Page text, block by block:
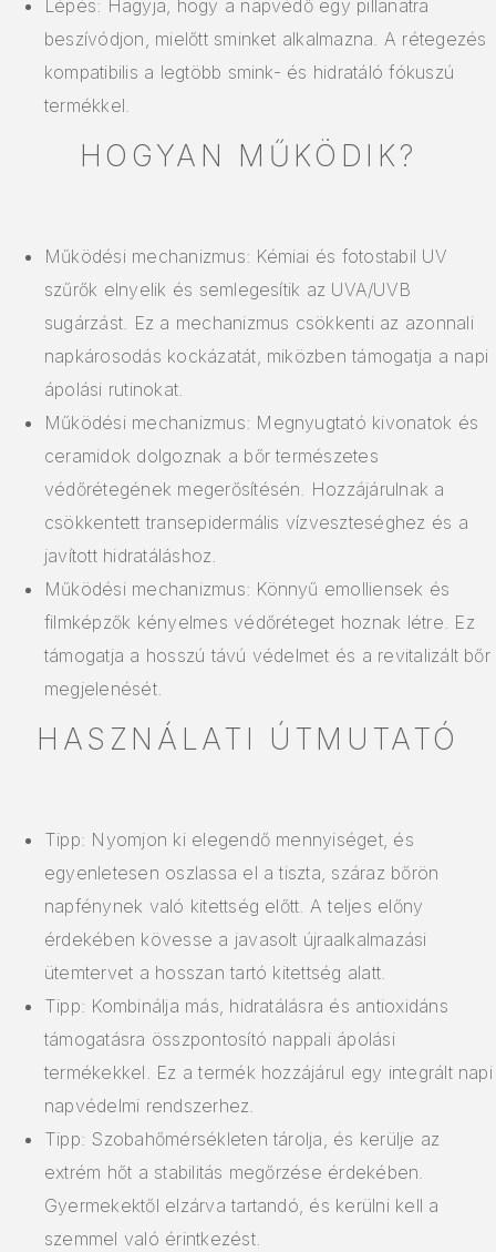
Lépés: Hagyja, hogy a napvédő egy pillanatra
beszívódjon, mielőtt sminket alkalmazna. A rétegezés
kompatibilis a legtöbb smink- és hidratáló fókuszú
termékkel.
HOGYAN MŰKÖDIK?
Működési mechanizmus: Kémiai és fotostabil UV
szűrők elnyelik és semlegesítik az UVA/UVB
sugárzást. Ez a mechanizmus csökkenti az azonnali
napkárosodás kockázatát, miközben támogatja a napi
ápolási rutinokat.
Működési mechanizmus: Megnyugtató kivonatok és
ceramidok dolgoznak a bőr természetes
védőrétegének megerősítésén. Hozzájárulnak a
csökkentett transepidermális vízveszteséghez és a
javított hidratáláshoz.
Működési mechanizmus: Könnyű emolliensek és
filmképzők kényelmes védőréteget hoznak létre. Ez
támogatja a hosszú távú védelmet és a revitalizált bőr
megjelenését.
HASZNÁLATI ÚTMUTATÓ
Tipp: Nyomjon ki elegendő mennyiséget, és
egyenletesen oszlassa el a tiszta, száraz bőrön
napfénynek való kitettség előtt. A teljes előny
érdekében kövesse a javasolt újraalkalmazási
ütemtervet a hosszan tartó kitettség alatt.
Tipp: Kombinálja más, hidratálásra és antioxidáns
támogatásra összpontosító nappali ápolási
termékekkel. Ez a termék hozzájárul egy integrált napi
napvédelmi rendszerhez.
Tipp: Szobahőmérsékleten tárolja, és kerülje az
extrém hőt a stabilitás megőrzése érdekében.
Gyermekektől elzárva tartandó, és kerülni kell a
szemmel való érintkezést.